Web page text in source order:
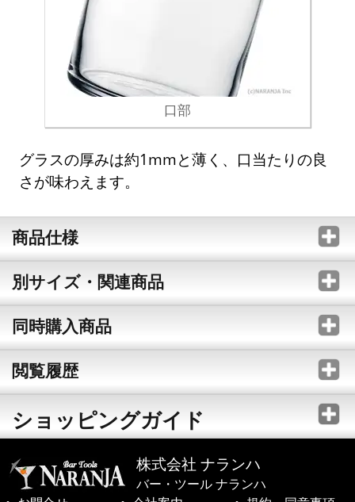
口部
グラスの厚みは約1mmと薄く、口当たりの良
さが味わえます。
商品仕様
別サイズ・関連商品
同時購入商品
閲覧履歴
ショッピングガイド
株式会社 ナランハ
バー・ツール ナランハ